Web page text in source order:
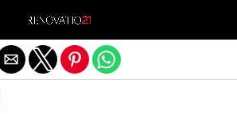
Exit mobile version